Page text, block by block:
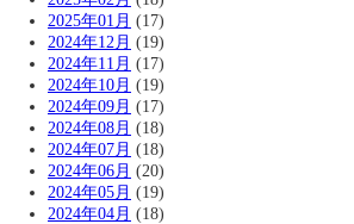
2025年01月 (17)
2024年12月 (19)
2024年11月 (17)
2024年10月 (19)
2024年09月 (17)
2024年08月 (18)
2024年07月 (18)
2024年06月 (20)
2024年05月 (19)
2024年04月 (18)